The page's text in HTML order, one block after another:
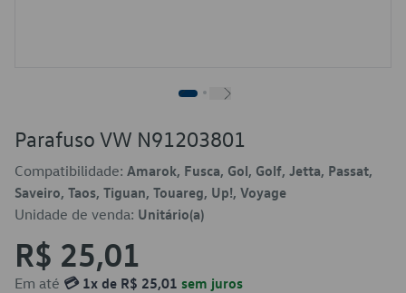
Parafuso VW N91203801
Compatibilidade: Amarok, Fusca, Gol, Golf, Jetta, Passat,
Saveiro, Taos, Tiguan, Touareg, Up!, Voyage
Unidade de venda: Unitário(a)
R$ 25,01
Em até 💳 1x de R$ 25,01 sem juros